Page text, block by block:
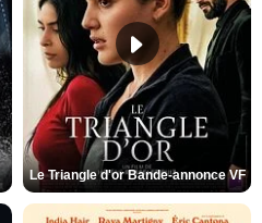
Le Triangle d'or Bande-annonce VF